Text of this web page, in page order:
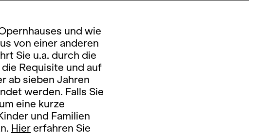
und wie
von einer anderen
Sie u.a. durch die
Requisite und auf
ab sieben Jahren
werden. Falls Sie
eine kurze
und Familien
Hier erfahren Sie